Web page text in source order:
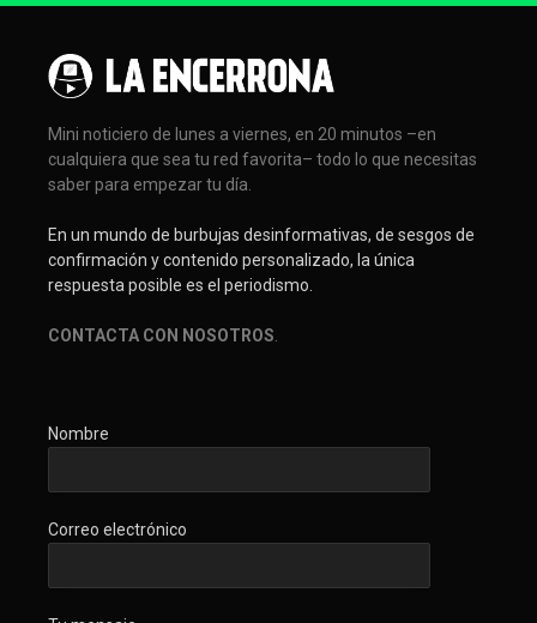
Mini noticiero de lunes a viernes, en 20 minutos –en
cualquiera que sea tu red favorita– todo lo que necesitas
saber para empezar tu día.
En un mundo de burbujas desinformativas, de sesgos de
confirmación y contenido personalizado, la única
respuesta posible es el periodismo.
CONTACTA CON NOSOTROS
Nombre
Correo electrónico